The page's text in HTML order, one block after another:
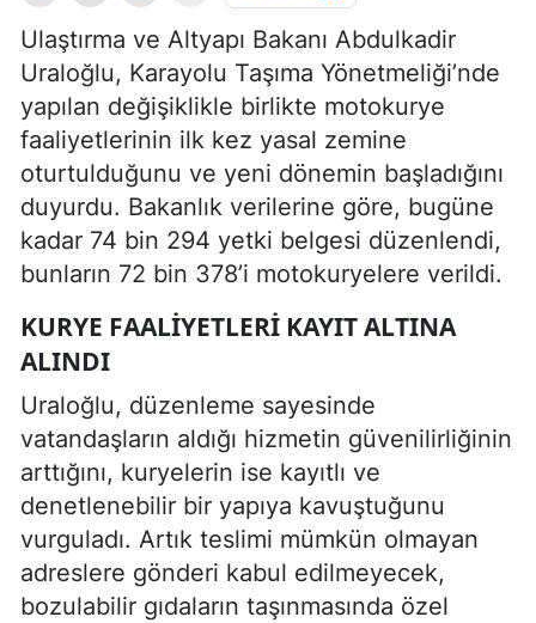
Ulaştırma ve Altyapı Bakanı Abdulkadir
Uraloğlu, Karayolu Taşıma Yönetmeliği’nde
yapılan değişiklikle birlikte motokurye
faaliyetlerinin ilk kez yasal zemine
oturtulduğunu ve yeni dönemin başladığını
duyurdu. Bakanlık verilerine göre, bugüne
kadar 74 bin 294 yetki belgesi düzenlendi,
bunların 72 bin 378’i motokuryelere verildi.
KURYE FAALIYETLERI KAYIT ALTINA
ALINDI
Uraloğlu, düzenleme sayesinde
vatandaşların aldığı hizmetin güvenilirliğinin
arttığını, kuryelerin ise kayıtlı ve
denetlenebilir bir yapıya kavuştuğunu
vurguladı. Artık teslimi mümkün olmayan
adreslere gönderi kabul edilmeyecek,
bozulabilir gıdaların taşınmasında özel